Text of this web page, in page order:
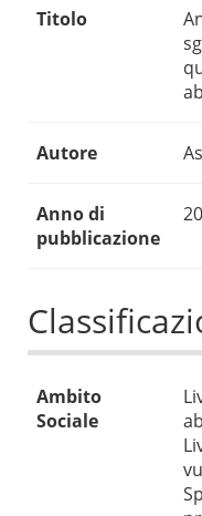
Titolo
Autore
Anno di
pubblicazione
Ambito
Sociale